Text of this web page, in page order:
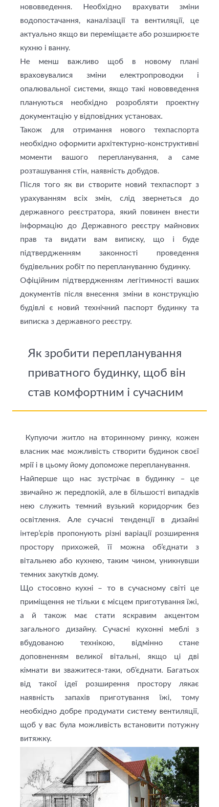
нововведення. Необхідно врахувати зміни
водопостачання, каналізації та вентиляції, це
актуально якщо ви переміщаєте або розширюєте
кухню і ванну.
Не менш важливо щоб в новому плані
враховувалися зміни електропроводки і
опалювальної системи, якщо такі нововведення
плануються необхідно розробляти проектну
документацію у відповідних установах.
Також для отримання нового техпаспорта
необхідно оформити архітектурно-конструктивні
моменти вашого перепланування, а саме
розташування стін, наявність добудов.
Після того як ви створите новий техпаспорт з
урахуванням всіх змін, слід звернеться до
державного реєстратора, який повинен внести
інформацію до Державного реєстру майнових
прав та видати вам виписку, що і буде
підтвердженням законності проведення
будівельних робіт по переплануванню будинку.
Офіційним підтвердженням легітимності ваших
документів після внесення зміни в конструкцію
будівлі є новий технічний паспорт будинку та
виписка з державного реєстру.
Як зробити перепланування
приватного будинку, щоб він
став комфортним і сучасним
Купуючи житло на вторинному ринку, кожен
власник має можливість створити будинок своєї
мрії і в цьому йому допоможе перепланування.
Найперше що нас зустрічає в будинку – це
звичайно ж передпокій, але в більшості випадків
нею служить темний вузький коридорчик без
освітлення. Але сучасні тенденції в дизайні
інтер’єрів пропонують різні варіації розширення
простору прихожей, її можна об’єднати з
вітальнею або кухнею, таким чином, уникнувши
темних закутків дому.
Що стосовно кухні – то в сучасному світі це
приміщення не тільки є місцем приготування їжі,
а й також має стати яскравим акцентом
загального дизайну. Сучасні кухонні меблі з
вбудованою технікою, відмінно стане
доповненням великої вітальні, якщо ці дві
кімнати ви зважитеся-таки, об’єднати. Багатьох
від такої ідеї розширення простору лякає
наявність запахів приготування їжі, тому
необхідно добре продумати систему вентиляції,
щоб у вас була можливість встановити потужну
витяжку.